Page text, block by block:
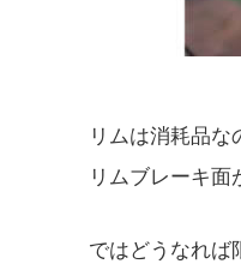
リムは消耗品な
リムブレーキ面
ではどうなれば